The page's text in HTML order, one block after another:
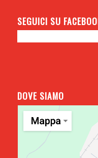
SEGUICI SU
DOVE SIAMO